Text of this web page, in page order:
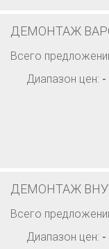
ДЕМОНТАЖ
Всего
Диапазон цен: -
ДЕМОНТАЖ
Всего
Диапазон цен: -